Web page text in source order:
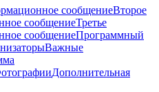
сообщениеВторое
сообщениеТретье
сообщениеПрограммный
Важные
Дополнительная